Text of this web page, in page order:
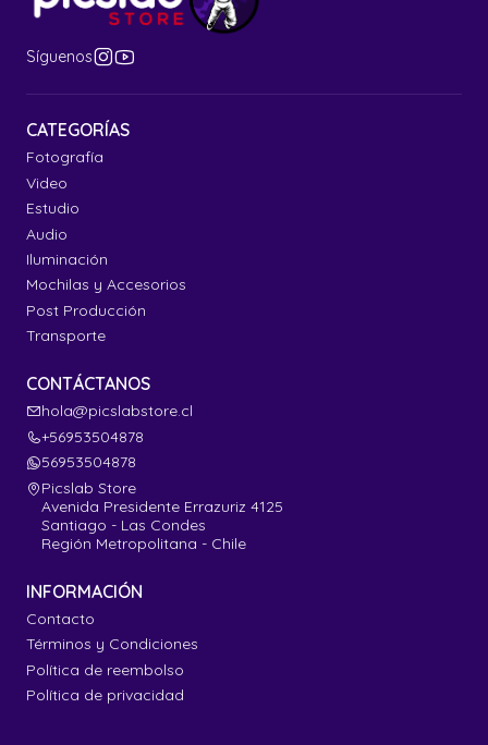
Síguenos
CATEGORÍAS
Fotografía
Video
Estudio
Audio
Iluminación
Mochilas y Accesorios
Post Producción
Transporte
CONTÁCTANOS
hola@picslabstore.cl
+56953504878
56953504878
Picslab Store
Avenida Presidente Errazuriz 4125
Santiago - Las Condes
Región Metropolitana - Chile
INFORMACIÓN
Contacto
Términos y Condiciones
Política de reembolso
Política de privacidad